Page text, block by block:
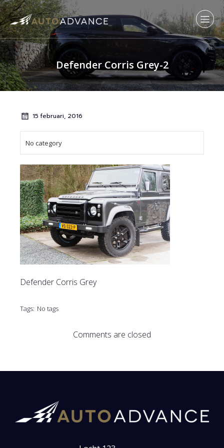
Defender Corris Grey-2
15 februari, 2016
No category
Defender Corris Grey
Tags: No tags
Comments are closed